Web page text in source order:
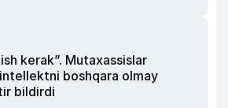
kerak”. Mutaxassislar
boshqara olmay
bildirdi